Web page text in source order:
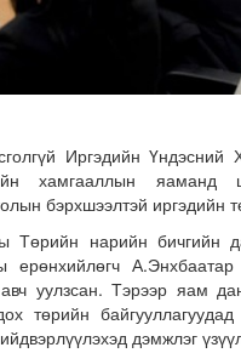
Иргэдийн Үндэсний
хамгааллын яаманд
бэрхшээлтэй иргэдийн
нарийн бичгийн
ерөнхийлөгч
уулзсан. Тэрээр яам
төрийн
дэмжлэг